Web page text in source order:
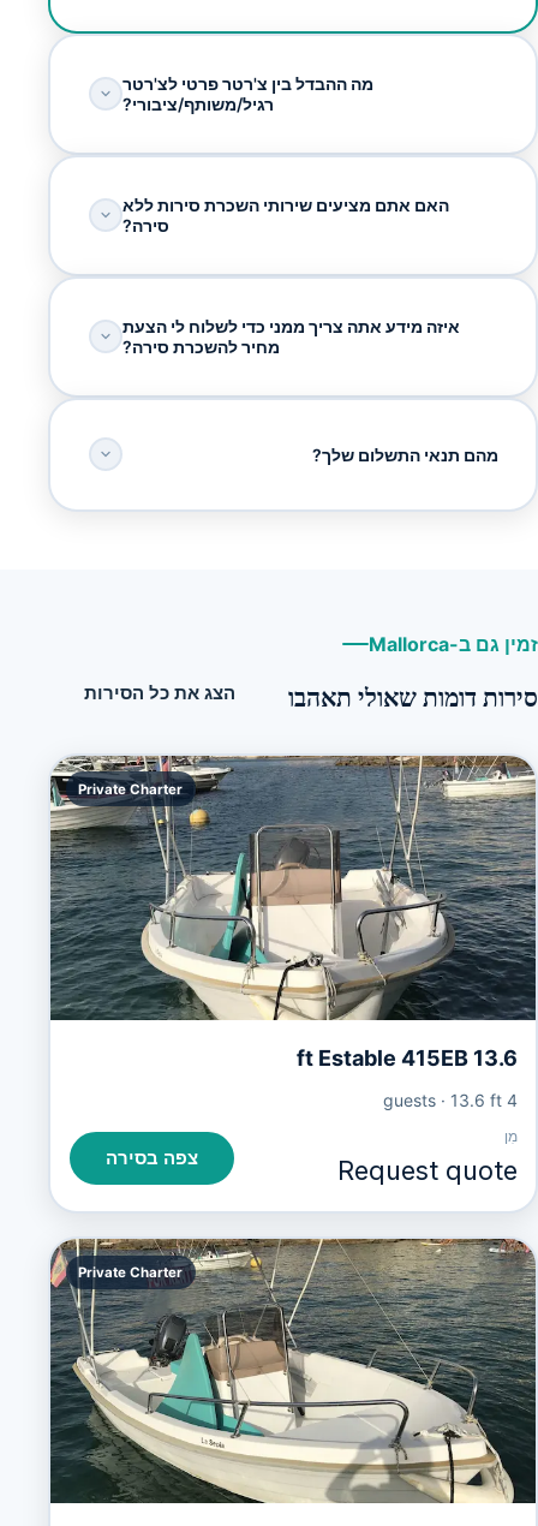
מה ההבדל בין צ'רטר פרטי לצ'רטר
רגיל/משותף/ציבורי?
האם אתם מציעים שירותי השכרת סירות ללא
סירה?
איזה מידע אתה צריך ממני כדי לשלוח לי הצעת
מחיר להשכרת סירה?
מהם תנאי התשלום שלך?
זמין גם ב-Mallorca
סירות דומות שאולי תאהבו הצג את כל הסירות
Private Charter
13.6 ft Estable 415EB
4 guests
· 13.6 ft
מִן
Request quote צפה בסירה
Private Charter